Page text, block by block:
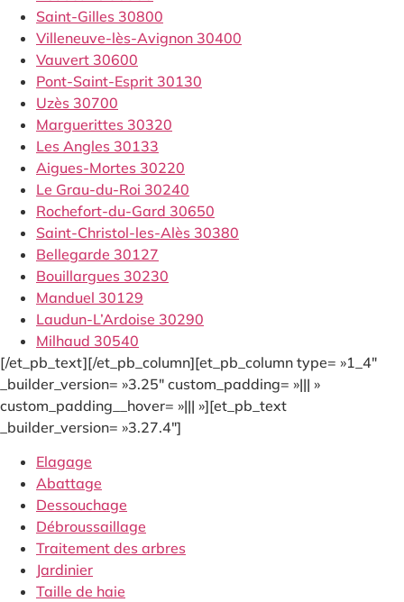
Saint-Gilles 30800
Villeneuve-lès-Avignon 30400
Vauvert 30600
Pont-Saint-Esprit 30130
Uzès 30700
Marguerittes 30320
Les Angles 30133
Aigues-Mortes 30220
Le Grau-du-Roi 30240
Rochefort-du-Gard 30650
Saint-Christol-les-Alès 30380
Bellegarde 30127
Bouillargues 30230
Manduel 30129
Laudun-L’Ardoise 30290
Milhaud 30540
[/et_pb_text][/et_pb_column][et_pb_column type= »1_4″
_builder_version= »3.25″ custom_padding= »||| »
custom_padding__hover= »||| »][et_pb_text
_builder_version= »3.27.4″]
Elagage
Abattage
Dessouchage
Débroussaillage
Traitement des arbres
Jardinier
Taille de haie